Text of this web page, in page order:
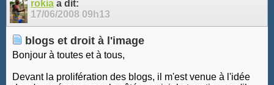
rokia a dit:
17/06/2008 09h13
blogs et droit à l'image
Bonjour à toutes et à tous,
Devant la prolifération des blogs, il m'est venue à l'idée